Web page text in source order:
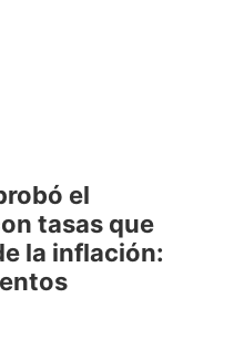
el
tasas que
la inflación: